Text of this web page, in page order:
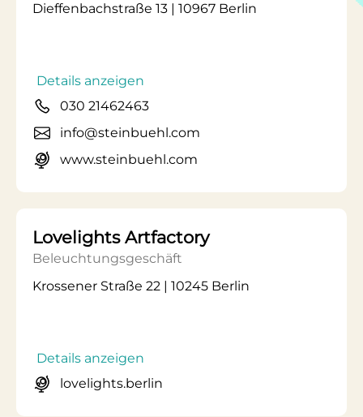
Dieffenbachstraße 13 | 10967 Berlin
Details anzeigen
030 21462463
info@steinbuehl.com
www.steinbuehl.com
Lovelights Artfactory
Beleuchtungsgeschäft
Krossener Straße 22 | 10245 Berlin
Details anzeigen
lovelights.berlin